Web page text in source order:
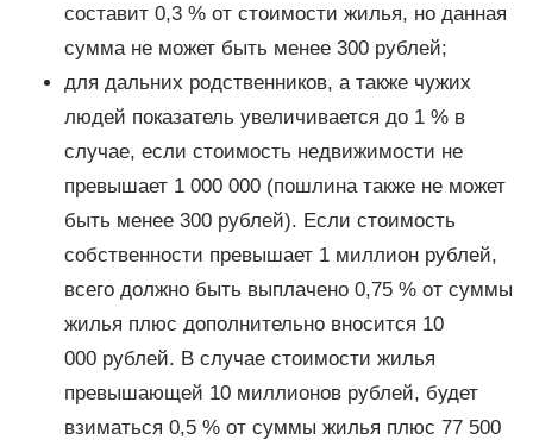
составит 0,3 % от стоимости жилья, но данная
сумма не может быть менее 300 рублей;
для дальних родственников, а также чужих
людей показатель увеличивается до 1 % в
случае, если стоимость недвижимости не
превышает 1 000 000 (пошлина также не может
быть менее 300 рублей). Если стоимость
собственности превышает 1 миллион рублей,
всего должно быть выплачено 0,75 % от суммы
жилья плюс дополнительно вносится 10
000 рублей. В случае стоимости жилья
превышающей 10 миллионов рублей, будет
взиматься 0,5 % от суммы жилья плюс 77 500